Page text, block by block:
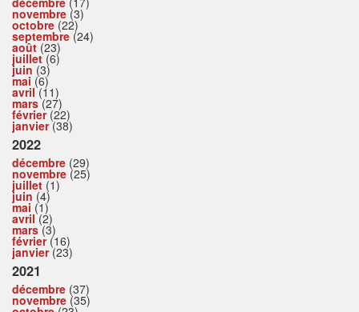
novembre (3)
octobre (22)
septembre (24)
août (23)
juillet(6)
juin (3)
mai (6)
avril(11)
mars(27)
février(22)
janvier(38)
2022
décembre (29)
novembre (25)
juillet (1)
juin (4)
mai (1)
avril(2)
mars(3)
février(16)
janvier(23)
2021
décembre (37)
novembre (35)